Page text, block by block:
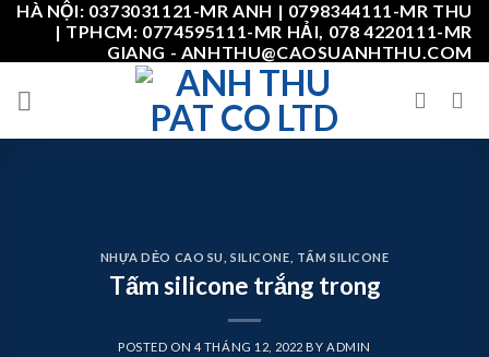
Skip
content
HÀ NỘI: 0373031121-MR ANH | 0798344111-MR THU
| TPHCM: 0774595111-MR HẢI, 078 4220111-MR
GIANG - ANHTHU@CAOSUANHTHU.COM
NHỰA DẺO CAO SU ,SILICONE TẤM SILICONE
Tấm silicone trắng trong
POSTED ON 4 THÁNG 12, 2022 BY ADMIN